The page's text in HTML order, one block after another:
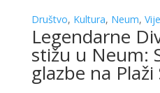
Društvo, Kultura, Neum,
Legendarne
stižu u Neum:
glazbe na Plaži